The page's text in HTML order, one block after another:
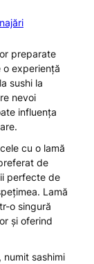
preparate
experiență
sushi la
nevoi
influența
cu o lamă
de
perfecte de
Lamă
o singură
și oferind
sashimi